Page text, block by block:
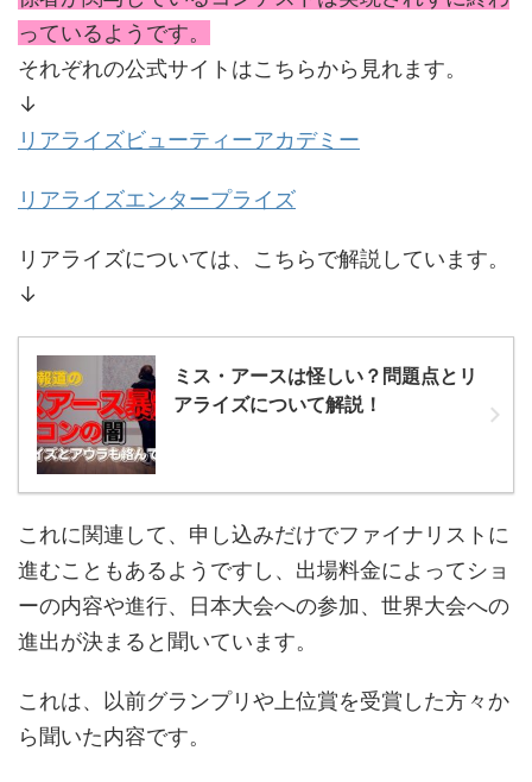
っているようです。
それぞれの公式サイトはこちらから見れます。
↓
リアライズビューティーアカデミー
リアライズエンタープライズ
リアライズについては、こちらで解説しています。
↓
ミス・アースは怪しい？問題点とリ
アライズについて解説！
これに関連して、申し込みだけでファイナリストに
進むこともあるようですし、出場料金によってショ
ーの内容や進行、日本大会への参加、世界大会への
進出が決まると聞いています。
これは、以前グランプリや上位賞を受賞した方々か
ら聞いた内容です。